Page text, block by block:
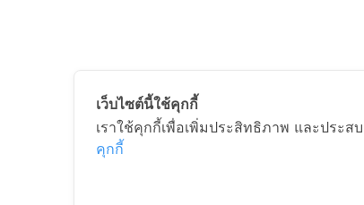
เว็บไซต์นี้ใช้คุกกี้
เราใช้คุกกี้เพื่อเพิ่มประสิทธิภาพ และประ
คุกกี้